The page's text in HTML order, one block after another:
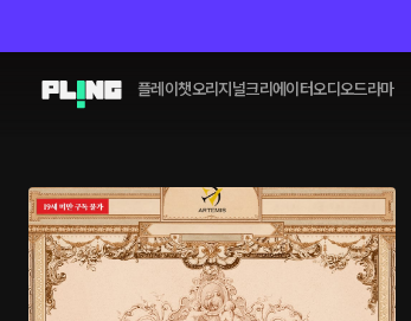
플레이챗오리지널크리에이터오디오드라마